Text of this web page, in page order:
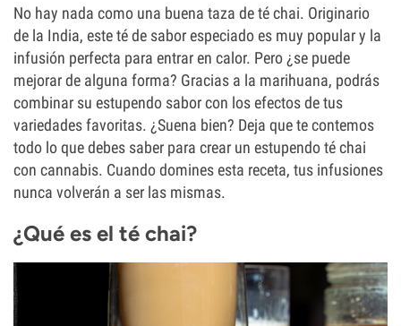
No hay nada como una buena taza de té chai. Originario
de la India, este té de sabor especiado es muy popular y la
infusión perfecta para entrar en calor. Pero ¿se puede
mejorar de alguna forma? Gracias a la marihuana, podrás
combinar su estupendo sabor con los efectos de tus
variedades favoritas. ¿Suena bien? Deja que te contemos
todo lo que debes saber para crear un estupendo té chai
con cannabis. Cuando domines esta receta, tus infusiones
nunca volverán a ser las mismas.
¿Qué es el té chai?